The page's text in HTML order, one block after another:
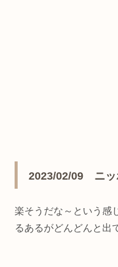
2023/02/09 ニッ
楽そうだな～という感
るあるがどんどんと出